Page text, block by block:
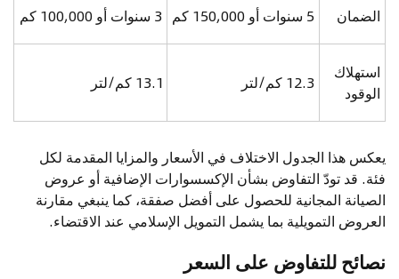
الضمان 5 سنوات أو 150,000 كم 3 سنوات أو 100,000 كم
استهلاك
الوقود
12.3 كم/لتر 13.1 كم/لتر
يعكس هذا الجدول الاختلاف في الأسعار والمزايا المقدمة لكل
فئة. قد تودّ التفاوض بشأن الإكسسوارات الإضافية أو عروض
الصيانة المجانية للحصول على أفضل صفقة، كما ينبغي مقارنة
العروض التمويلية بما يشمل التمويل الإسلامي عند الاقتضاء.
نصائح للتفاوض على السعر